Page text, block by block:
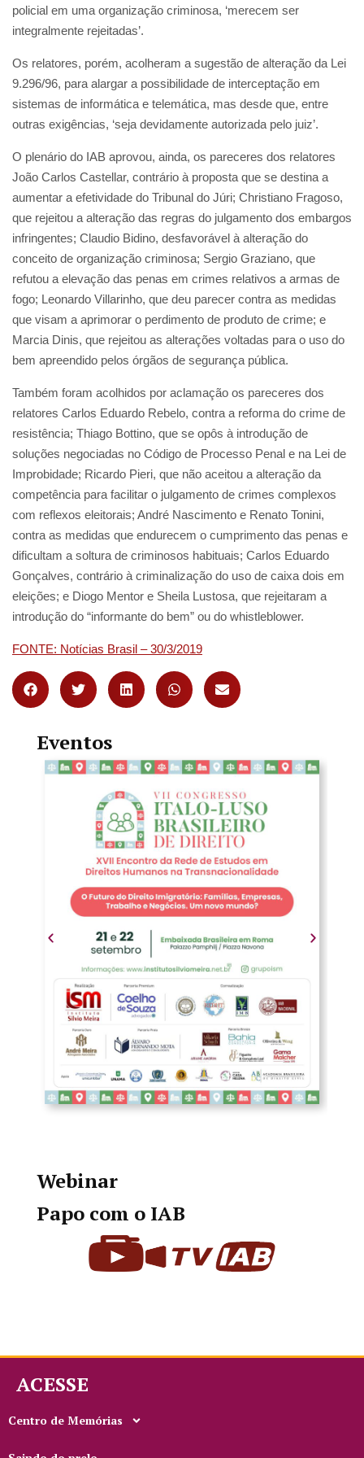
policial em uma organização criminosa, ‘merecem ser
integralmente rejeitadas’.
Os relatores, porém, acolheram a sugestão de alteração da Lei
9.296/96, para alargar a possibilidade de interceptação em
sistemas de informática e telemática, mas desde que, entre
outras exigências, ‘seja devidamente autorizada pelo juiz’.
O plenário do IAB aprovou, ainda, os pareceres dos relatores
João Carlos Castellar, contrário à proposta que se destina a
aumentar a efetividade do Tribunal do Júri; Christiano Fragoso,
que rejeitou a alteração das regras do julgamento dos embargos
infringentes; Claudio Bidino, desfavorável à alteração do
conceito de organização criminosa; Sergio Graziano, que
refutou a elevação das penas em crimes relativos a armas de
fogo; Leonardo Villarinho, que deu parecer contra as medidas
que visam a aprimorar o perdimento de produto de crime; e
Marcia Dinis, que rejeitou as alterações voltadas para o uso do
bem apreendido pelos órgãos de segurança pública.
Também foram acolhidos por aclamação os pareceres dos
relatores Carlos Eduardo Rebelo, contra a reforma do crime de
resistência; Thiago Bottino, que se opôs à introdução de
soluções negociadas no Código de Processo Penal e na Lei de
Improbidade; Ricardo Pieri, que não aceitou a alteração da
competência para facilitar o julgamento de crimes complexos
com reflexos eleitorais; André Nascimento e Renato Tonini,
contra as medidas que endurecem o cumprimento das penas e
dificultam a soltura de criminosos habituais; Carlos Eduardo
Gonçalves, contrário à criminalização do uso de caixa dois em
eleições; e Diogo Mentor e Sheila Lustosa, que rejeitaram a
introdução do “informante do bem” ou do whistleblower.
FONTE: Notícias Brasil – 30/3/2019
Eventos
Webinar
Papo com o IAB
ACESSE
Centro de Memórias